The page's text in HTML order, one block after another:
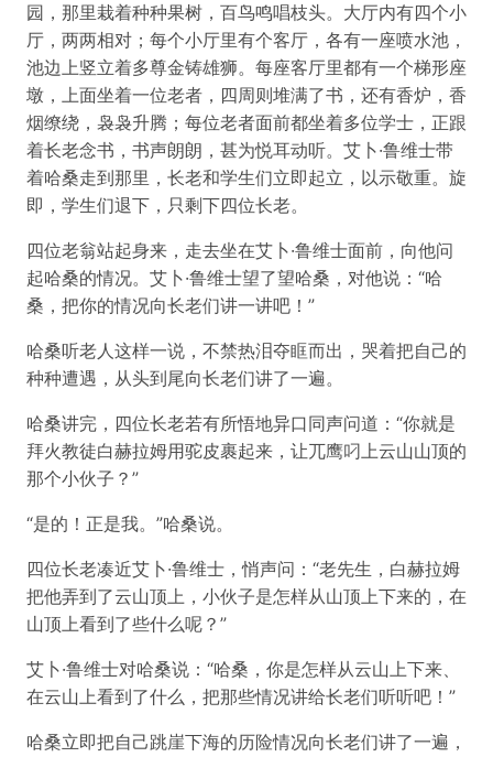
园，那里栽着种种果树，百鸟鸣唱枝头。大厅内有四个小
厅，两两相对；每个小厅里有个客厅，各有一座喷水池，
池边上竖立着多尊金铸雄狮。每座客厅里都有一个梯形座
墩，上面坐着一位老者，四周则堆满了书，还有香炉，香
烟缭绕，袅袅升腾；每位老者面前都坐着多位学士，正跟
着长老念书，书声朗朗，甚为悦耳动听。艾卜·鲁维士带
着哈桑走到那里，长老和学生们立即起立，以示敬重。旋
即，学生们退下，只剩下四位长老。
四位老翁站起身来，走去坐在艾卜·鲁维士面前，向他问
起哈桑的情况。艾卜·鲁维士望了望哈桑，对他说：“哈
桑，把你的情况向长老们讲一讲吧！”
哈桑听老人这样一说，不禁热泪夺眶而出，哭着把自己的
种种遭遇，从头到尾向长老们讲了一遍。
哈桑讲完，四位长老若有所悟地异口同声问道：“你就是
拜火教徒白赫拉姆用驼皮裹起来，让兀鹰叼上云山山顶的
那个小伙子？”
“是的！正是我。”哈桑说。
四位长老凑近艾卜·鲁维士，悄声问：“老先生，白赫拉姆
把他弄到了云山顶上，小伙子是怎样从山顶上下来的，在
山顶上看到了些什么呢？”
艾卜·鲁维士对哈桑说：“哈桑，你是怎样从云山上下来、
在云山上看到了什么，把那些情况讲给长老们听听吧！”
哈桑立即把自己跳崖下海的历险情况向长老们讲了一遍，